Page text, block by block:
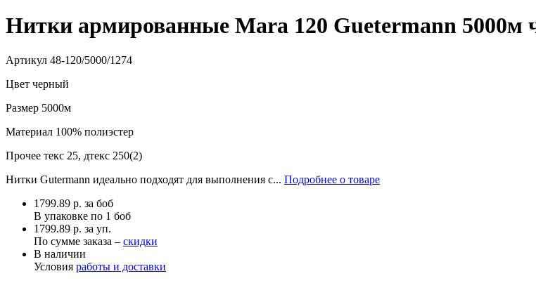
Нитки армированные Mara 120 Guetermann 5000м
Артикул 48-120/5000/1274
Цвет черный
Размер 5000м
Материал 100% полиэстер
Прочее текс 25, дтекс 250(2)
Нитки Gutermann идеально подходят для выполнения с... Подробнее о товаре
1799.89 р. за боб
В упаковке по 1 боб
1799.89 р. за уп.
По сумме заказа – скидки
В наличии
Условия работы и доставки